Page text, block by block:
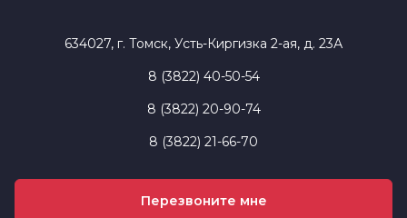
634027, г. Томск, Усть-Киргизка 2-ая, д. 23А
8 (3822) 40-50-54
8 (3822) 20-90-74
8 (3822) 21-66-70
Перезвоните мне